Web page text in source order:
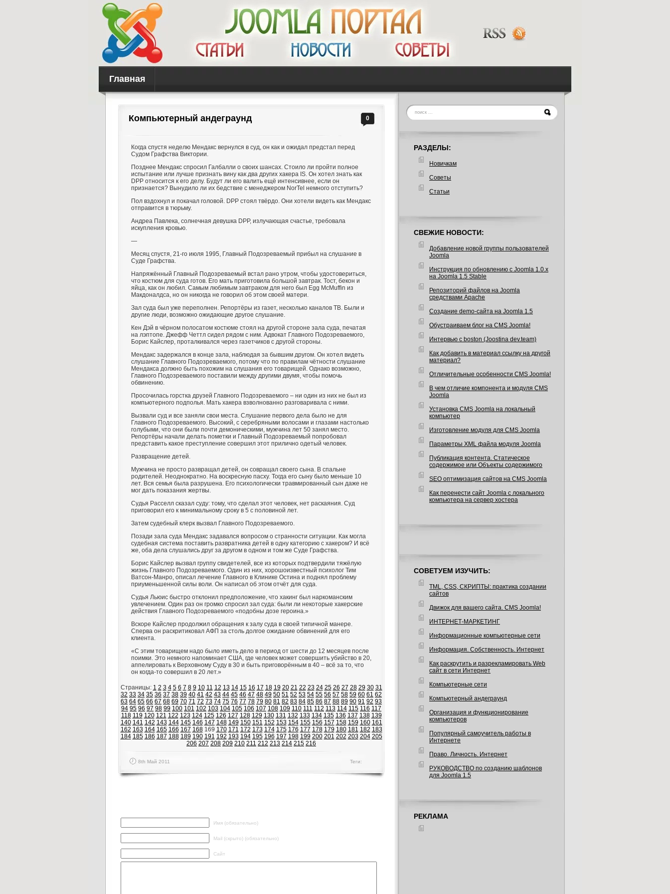
Главная
Компьютерный андеграунд 0
Когда спустя неделю Мендакс вернулся в суд, он как и ожидал предстал перед
Судом Графства Виктории.
Позднее Мендакс спросил Галбалли о своих шансах. Стоило ли пройти полное
испытание или лучше признать вину как два других хакера IS. Он хотел знать как
DPP относится к его делу. Будут ли его валить ещё интенсивнее, если он
признается? Вынудило ли их бедствие с менеджером NorTel немного отступить?
Пол вздохнул и покачал головой. DPP стоял твёрдо. Они хотели видеть как Мендакс
отправится в тюрьму.
Андреа Павлека, солнечная девушка DPP, излучающая счастье, требовала
искупления кровью.
—
Месяц спустя, 21-го июля 1995, Главный Подозреваемый прибыл на слушание в
Суде Графства.
Напряжённый Главный Подозреваемый встал рано утром, чтобы удостовериться,
что костюм для суда готов. Его мать приготовила большой завтрак. Тост, бекон и
яйца, как он любил. Самым любимым завтраком для него был Egg McMuffin из
Макдоналдса, но он никогда не говорил об этом своей матери.
Зал суда был уже переполнен. Репортёры из газет, несколько каналов ТВ. Были и
другие люди, возможно ожидающие другое слушание.
Кен Дэй в чёрном полосатом костюме стоял на другой стороне зала суда, печатая
на лэптопе. Джефф Четтл сидел рядом с ним. Адвокат Главного Подозреваемого,
Борис Кайслер, проталкивался через газетчиков с другой стороны.
Мендакс задержался в конце зала, наблюдая за бывшим другом. Он хотел видеть
слушание Главного Подозреваемого, потому что по правилам чётности слушание
Мендакса должно быть похожим на слушания его товарищей. Однако возможно,
Главного Подозреваемого поставили между другими двумя, чтобы помочь
обвинению.
Просочилась горстка друзей Главного Подозреваемого – ни один из них не был из
компьютерного подполья. Мать хакера взволнованно разговаривала с ними.
Вызвали суд и все заняли свои места. Слушание первого дела было не для
Главного Подозреваемого. Высокий, с серебряными волосами и глазами настолько
голубыми, что они были почти демоническими, мужчина лет 50 занял место.
Репортёры начали делать пометки и Главный Подозреваемый попробовал
представить какое преступление совершил этот прилично одетый человек.
Развращение детей.
Мужчина не просто развращал детей, он совращал своего сына. В спальне
родителей. Неоднократно. На воскресную пасху. Тогда его сыну было меньше 10
лет. Вся семья была разрушена. Его психологически травмированный сын даже не
мог дать показания жертвы.
Судья Расселл сказал суду: тому, что сделал этот человек, нет раскаяния. Суд
приговорил его к минимальному сроку в 5 с половиной лет.
Затем судебный клерк вызвал Главного Подозреваемого.
Позади зала суда Мендакс задавался вопросом о странности ситуации. Как могла
судебная система поставить развратника детей в одну категорию с хакером? И всё
же, оба дела слушались друг за другом в одном и том же Суде Графства.
Борис Кайслер вызвал группу свидетелей, все из которых подтвердили тяжёлую
жизнь Главного Подозреваемого. Один из них, хорошоизвестный психолог Тим
Ватсон-Манро, описал лечение Главного в Клинике Остина и поднял проблему
приуменьшенной силы воли. Он написал об этом отчёт для суда.
Судья Льюис быстро отклонил предположение, что хакинг был наркоманским
увлечением. Один раз он громко спросил зал суда: были ли некоторые хакерские
действия Главного Подозреваемого «подобны дозе героина.»
Вскоре Кайслер продолжил обращения к залу суда в своей типичной манере.
Сперва он раскритиковал АФП за столь долгое ожидание обвинений для его
клиента.
«С этим товарищем надо было иметь дело в период от шести до 12 месяцев после
поимки. Это немного напоминает США, где человек может совершить убийство в 20,
аппелировать к Верховному Суду в 30 и быть приговорённым в 40 – всё за то, что
он когда-то совершил в 20 лет.»
Страницы: 1 2 3 4 5 6 7 8 9 10 11 12 13 14 15 16 17 18 19 20 21 22 23 24 25 26 27 28 29 30 31
32 33 34 35 36 37 38 39 40 41 42 43 44 45 46 47 48 49 50 51 52 53 54 55 56 57 58 59 60 61 62
63 64 65 66 67 68 69 70 71 72 73 74 75 76 77 78 79 80 81 82 83 84 85 86 87 88 89 90 91 92 93
94 95 96 97 98 99 100 101 102 103 104 105 106 107 108 109 110 111 112 113 114 115 116 117
118 119 120 121 122 123 124 125 126 127 128 129 130 131 132 133 134 135 136 137 138 139
140 141 142 143 144 145 146 147 148 149 150 151 152 153 154 155 156 157 158 159 160 161
162 163 164 165 166 167 168169 170 171 172 173 174 175 176 177 178 179 180 181 182 183
184 185 186 187 188 189 190 191 192 193 194 195 196 197 198 199 200 201 202 203 204 205
206 207 208 209 210 211 212 213 214 215 216
8th Май 2011 Теги:
Имя (обязательно)
Mail (скрыто) (обязательно)
Сайт
РАЗДЕЛЫ:
Новичкам
Советы
Статьи
СВЕЖИЕ НОВОСТИ:
Добавление новой группы пользователей
Joomla
Инструкция по обновлению с Joomla 1.0.x
на Joomla 1.5 Stable
Репозиторий файлов на Joomla
средствами Apache
Создание demo-сайта на Joomla 1.5
Обустраиваем блог на CMS Joomla!
Интервью с boston (Joostina dev.team)
Как добавить в материал ссылку на другой
материал?
Отличительные особенности CMS Joomla!
В чем отличие компонента и модуля CMS
Joomla
Установка CMS Joomla на локальный
компьютер
Изготовление модуля для CMS Joomla
Параметры XML файла модуля Joomla
Публикация контента. Статическое
содержимое или Объекты содержимого
SEO оптимизация сайтов на CMS Joomla
Как перенести сайт Joomla с локального
компьютера на сервер хостера
СОВЕТУЕМ ИЗУЧИТЬ:
TML, CSS, СКРИПТЫ: практика создании
сайтов
Движок для вашего сайта. CMS Joomla!
ИНТЕРНЕТ-МАРКЕТИНГ
Информационные компьютерные сети
Информация. Собственность. Интернет
Как раскрутить и разрекламировать Web
сайт в сети Интернет
Компьютерные сети
Компьютерный андеграунд
Организация и функционирование
компьютеров
Популярный самоучитель работы в
Интернете
Право. Личность. Интернет
РУКОВОДСТВО по созданию шаблонов
для Joomla 1.5
РЕКЛАМА